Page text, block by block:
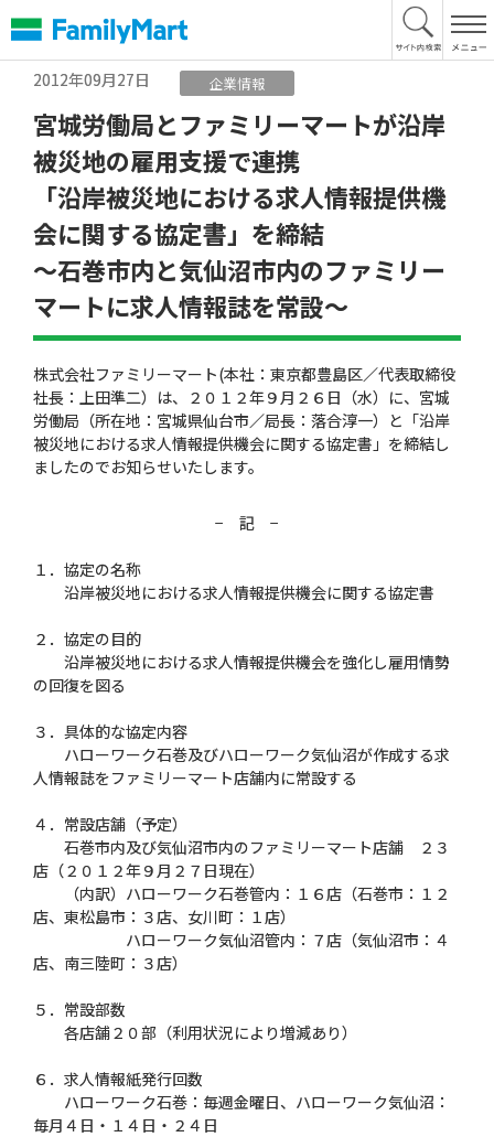
文
へ
2012年09月27日
企業情報
宮城労働局とファミリーマートが沿岸
被災地の雇用支援で連携
「沿岸被災地における求人情報提供機
会に関する協定書」を締結
〜石巻市内と気仙沼市内のファミリー
マートに求人情報誌を常設〜
株式会社ファミリーマート(本社：東京都豊島区／代表取締役
社長：上田準二）は、２０１２年９月２６日（水）に、宮城
労働局（所在地：宮城県仙台市／局長：落合淳一）と「沿岸
被災地における求人情報提供機会に関する協定書」を締結し
ましたのでお知らせいたします。
− 記 −
１．協定の名称
沿岸被災地における求人情報提供機会に関する協定書
２．協定の目的
沿岸被災地における求人情報提供機会を強化し雇用情勢
の回復を図る
３．具体的な協定内容
ハローワーク石巻及びハローワーク気仙沼が作成する求
人情報誌をファミリーマート店舗内に常設する
４．常設店舗（予定）
石巻市内及び気仙沼市内のファミリーマート店舗 ２３
店（２０１２年９月２７日現在）
（内訳）ハローワーク石巻管内：１６店（石巻市：１２
店、東松島市：３店、女川町：１店）
ハローワーク気仙沼管内：７店（気仙沼市：４
店、南三陸町：３店）
５．常設部数
各店舗２０部（利用状況により増減あり）
６．求人情報紙発行回数
ハローワーク石巻：毎週金曜日、ハローワーク気仙沼：
毎月４日・１４日・２４日